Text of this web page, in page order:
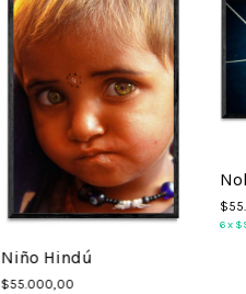
Niño Hindú
$55.000,00
6 x